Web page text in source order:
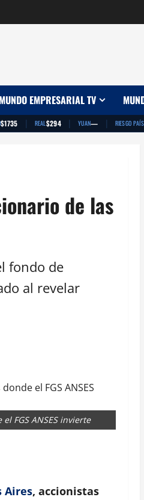
MUNDO EMPRESARIAL TV
$1735 | REAL$294 | YUAN— | RIESGO PAÍS
de las
fondo de
al revelar
FGS ANSES invierte
Aires, accionistas